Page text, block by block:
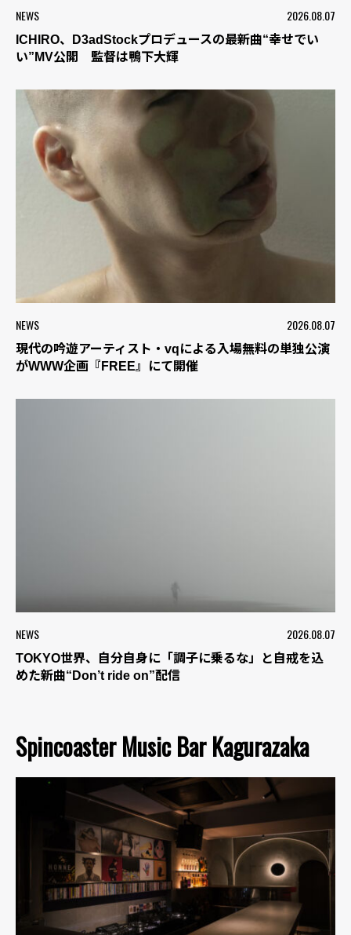
NEWS 2026.08.07
ICHIRO、D3adStockプロデュースの最新曲“幸せでい
い”MV公開 監督は鴨下大輝
NEWS 2026.08.07
現代の吟遊アーティスト・vqによる入場無料の単独公演
がWWW企画『FREE』にて開催
NEWS 2026.08.07
TOKYO世界、自分自身に「調子に乗るな」と自戒を込
めた新曲“Don’t ride on”配信
Spincoaster Music Bar Kagurazaka